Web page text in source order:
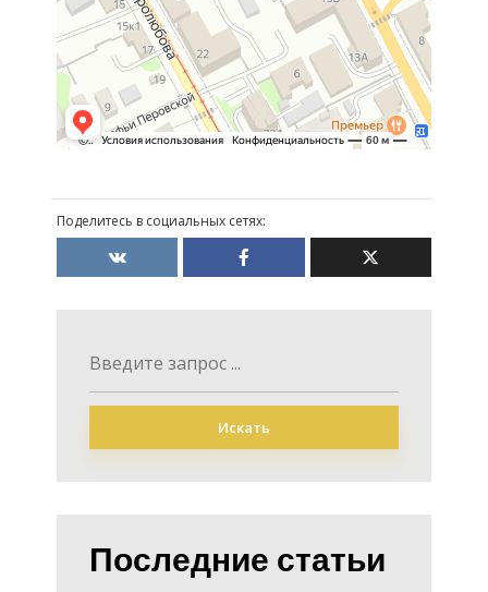
Поделитесь в социальных сетях:
Искать
Последние статьи